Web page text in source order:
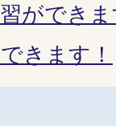
ができ
きます！